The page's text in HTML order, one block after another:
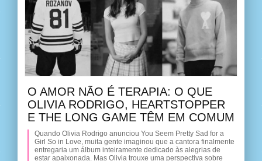
O AMOR NÃO É TERAPIA: O QUE
OLIVIA RODRIGO, HEARTSTOPPER
E THE LONG GAME TÊM EM COMUM
Quando Olivia Rodrigo anunciou You Seem Pretty Sad for a
Girl So in Love, muita gente imaginou que a cantora finalmente
entregaria um álbum inteiramente dedicado às alegrias de
estar apaixonada. Mas Olivia trouxe uma perspectiva sobre